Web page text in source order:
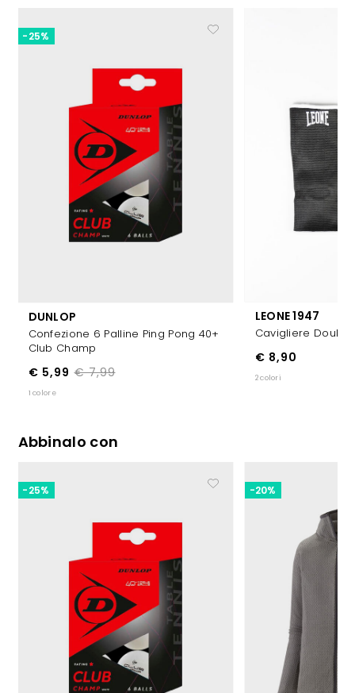
DUNLOP
Confezione 6 Palline Ping Pong 40+
Club Champ
€ 7,99
€ 5,99
-25%
1 colore
LEONE 1947
Cavigliere Double
€ 8,90
2 colori
Abbinalo con
-25% -20%